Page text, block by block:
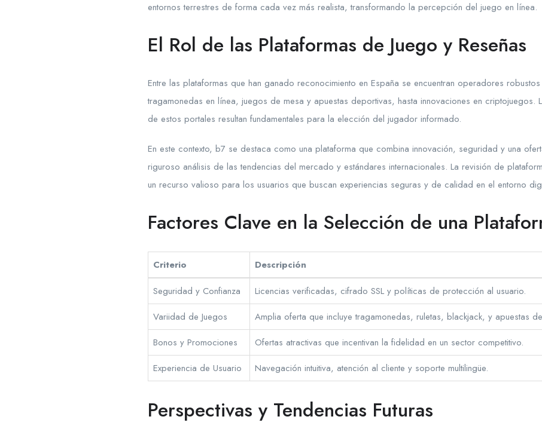
entornos terrestres de forma cada vez más realista, transformando la percepción del juego en línea.
El Rol de las Plataformas de Juego y Reseñas
Entre las plataformas que han ganado reconocimiento en España se encuentran operadores
tragamonedas en línea, juegos de mesa y apuestas deportivas, hasta innovaciones en criptojuegos.
de estos portales resultan fundamentales para la elección del jugador informado.
En este contexto, b7 se destaca como una plataforma que combina innovación, seguridad y una
riguroso análisis de las tendencias del mercado y estándares internacionales. La revisión de
un recurso valioso para los usuarios que buscan experiencias seguras y de calidad en el entorno
Factores Clave en la Selección de una
Criterio Descripción
Seguridad y Confianza
Licencias verificadas, cifrado SSL y políticas de protección al usuario.
Variidad de Juegos
Amplia oferta que incluye tragamonedas, ruletas, blackjack, y apuestas
Bonos y Promociones
Ofertas atractivas que incentivan la fidelidad en un sector competitivo.
Experiencia de Usuario
Navegación intuitiva, atención al cliente y soporte multilingüe.
Perspectivas y Tendencias Futuras